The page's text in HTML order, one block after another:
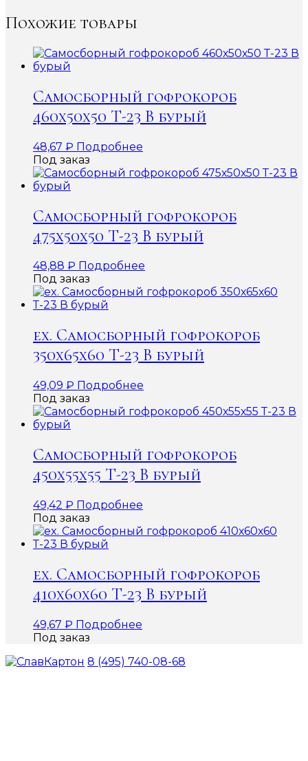
Похожие товары
Самосборный гофрокороб
460х50х50 Т-23 В бурый
48,67 ₽ Подробнее
Под заказ
Самосборный гофрокороб
475х50х50 Т-23 В бурый
48,88 ₽ Подробнее
Под заказ
ex. Самосборный гофрокороб
350х65х60 Т-23 В бурый
49,09 ₽ Подробнее
Под заказ
Самосборный гофрокороб
450х55х55 Т-23 В бурый
49,42 ₽ Подробнее
Под заказ
ex. Самосборный гофрокороб
410х60х60 Т-23 В бурый
49,67 ₽ Подробнее
Под заказ
8 (495) 740-08-68